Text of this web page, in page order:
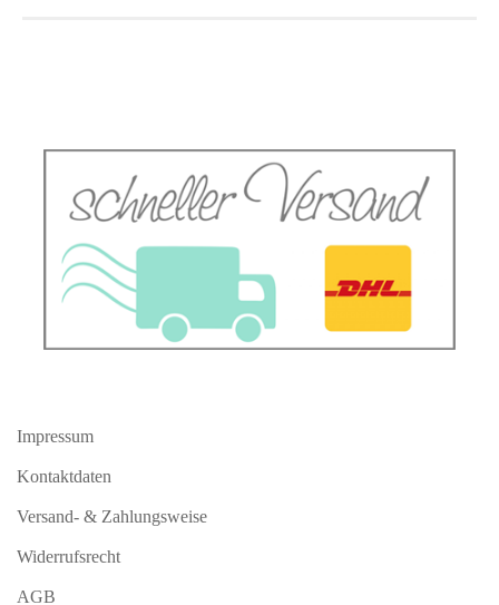
Impressum
Kontaktdaten
Versand- & Zahlungsweise
Widerrufsrecht
AGB